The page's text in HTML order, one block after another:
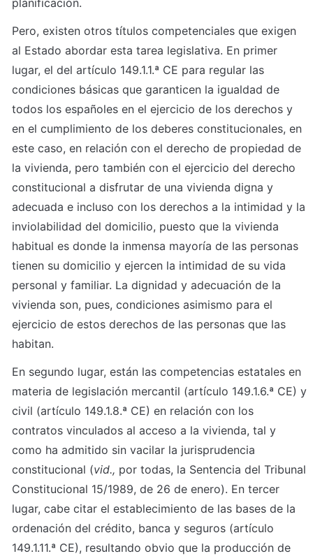
planificación.
Pero, existen otros títulos competenciales que exigen
al Estado abordar esta tarea legislativa. En primer
lugar, el del artículo 149.1.1.ª CE para regular las
condiciones básicas que garanticen la igualdad de
todos los españoles en el ejercicio de los derechos y
en el cumplimiento de los deberes constitucionales, en
este caso, en relación con el derecho de propiedad de
la vivienda, pero también con el ejercicio del derecho
constitucional a disfrutar de una vivienda digna y
adecuada e incluso con los derechos a la intimidad y la
inviolabilidad del domicilio, puesto que la vivienda
habitual es donde la inmensa mayoría de las personas
tienen su domicilio y ejercen la intimidad de su vida
personal y familiar. La dignidad y adecuación de la
vivienda son, pues, condiciones asimismo para el
ejercicio de estos derechos de las personas que las
habitan.
En segundo lugar, están las competencias estatales en
materia de legislación mercantil (artículo 149.1.6.ª CE) y
civil (artículo 149.1.8.ª CE) en relación con los
contratos vinculados al acceso a la vivienda, tal y
como ha admitido sin vacilar la jurisprudencia
constitucional (vid., por todas, la Sentencia del Tribunal
Constitucional 15/1989, de 26 de enero). En tercer
lugar, cabe citar el establecimiento de las bases de la
ordenación del crédito, banca y seguros (artículo
149.1.11.ª CE), resultando obvio que la producción de